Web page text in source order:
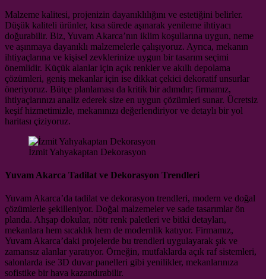
Malzeme kalitesi, projenizin dayanıklılığını ve estetiğini belirler.
Düşük kaliteli ürünler, kısa sürede aşınarak yenileme ihtiyacı
doğurabilir. Biz, Yuvam Akarca’nın iklim koşullarına uygun, neme
ve aşınmaya dayanıklı malzemelerle çalışıyoruz. Ayrıca, mekanın
ihtiyaçlarına ve kişisel zevklerinize uygun bir tasarım seçimi
önemlidir. Küçük alanlar için açık renkler ve akıllı depolama
çözümleri, geniş mekanlar için ise dikkat çekici dekoratif unsurlar
öneriyoruz. Bütçe planlaması da kritik bir adımdır; firmamız,
ihtiyaçlarınızı analiz ederek size en uygun çözümleri sunar. Ücretsiz
keşif hizmetimizle, mekanınızı değerlendiriyor ve detaylı bir yol
haritası çiziyoruz.
İzmit Yahyakaptan Dekorasyon
Yuvam Akarca Tadilat ve Dekorasyon Trendleri
Yuvam Akarca’da tadilat ve dekorasyon trendleri, modern ve doğal
çözümlerle şekilleniyor. Doğal malzemeler ve sade tasarımlar ön
planda. Ahşap dokular, nötr renk paletleri ve bitki detayları,
mekanlara hem sıcaklık hem de modernlik katıyor. Firmamız,
Yuvam Akarca’daki projelerde bu trendleri uygulayarak şık ve
zamansız alanlar yaratıyor. Örneğin, mutfaklarda açık raf sistemleri,
salonlarda ise 3D duvar panelleri gibi yenilikler, mekanlarınıza
sofistike bir hava kazandırabilir.